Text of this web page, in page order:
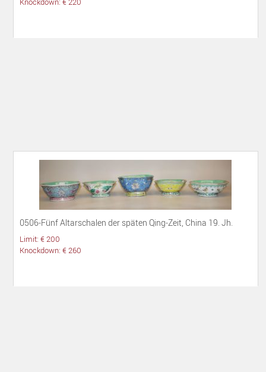
0506-Fünf Altarschalen der späten Qing-Zeit, China 19. Jh.
Limit: € 200
Knockdown: € 260